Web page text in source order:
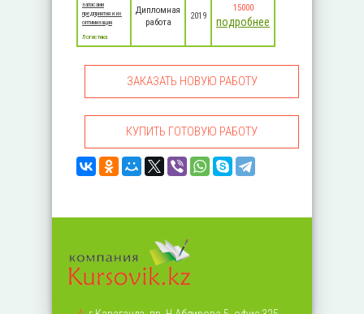
запасами
предприятия и их
оптимизация
Логистика
Дипломная
работа
2019
15000
подробнее
ЗАКАЗАТЬ НОВУЮ РАБОТУ
КУПИТЬ ГОТОВУЮ РАБОТУ